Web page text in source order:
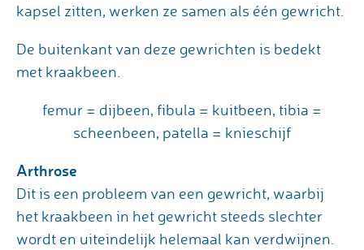
kapsel zitten, werken ze samen als één gewricht.
De buitenkant van deze gewrichten is bedekt
met kraakbeen.
femur = dijbeen, fibula = kuitbeen, tibia =
scheenbeen, patella = knieschijf
Arthrose
Dit is een probleem van een gewricht, waarbij
het kraakbeen in het gewricht steeds slechter
wordt en uiteindelijk helemaal kan verdwijnen.